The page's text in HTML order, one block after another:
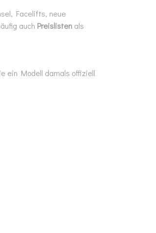
Facelifts, neue
auch Preislisten als
ein Modell damals offiziell